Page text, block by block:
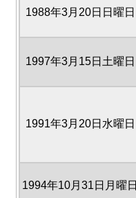
1988年3月20日日曜日
1997年3月15日土曜日
1991年3月20日水曜日
1994年10月31日月曜日